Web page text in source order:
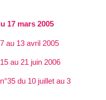
17 mars 2005
au 13 avril 2005
au 21 juin 2006
du 10 juillet au 3